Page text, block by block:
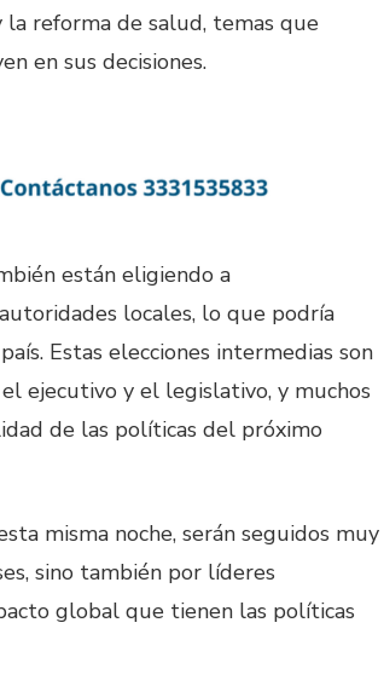
reforma de salud, temas que
en sus decisiones.
están eligiendo a
locales, lo que podría
Estas elecciones intermedias son
ejecutivo y el legislativo, y muchos
de las políticas del próximo
misma noche, serán seguidos muy
sino también por líderes
global que tienen las políticas